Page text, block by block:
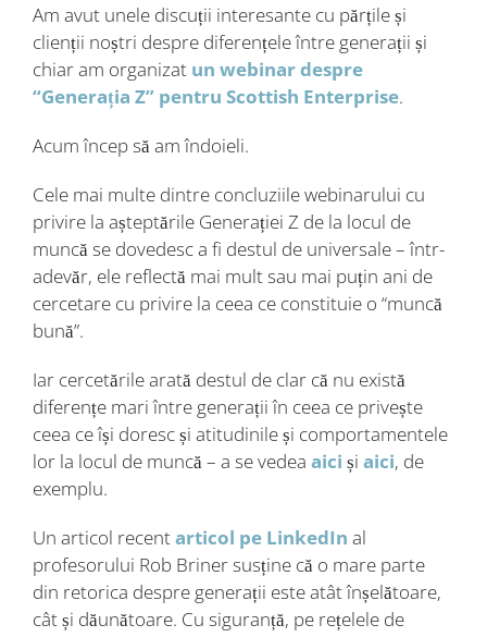
Am avut unele discuții interesante cu părțile și
clienții noștri despre diferențele între generații și
chiar am organizat un webinar despre
“Generația Z” pentru Scottish Enterprise.
Acum încep să am îndoieli.
Cele mai multe dintre concluziile webinarului cu
privire la așteptările Generației Z de la locul de
muncă se dovedesc a fi destul de universale – într-
adevăr, ele reflectă mai mult sau mai puțin ani de
cercetare cu privire la ceea ce constituie o “muncă
bună”.
Iar cercetările arată destul de clar că nu există
diferențe mari între generații în ceea ce privește
ceea ce își doresc și atitudinile și comportamentele
lor la locul de muncă – a se vedea aici și aici, de
exemplu.
Un articol recentarticol pe LinkedIn al
profesorului Rob Briner susține că o mare parte
din retorica despre generații este atât înșelătoare,
cât și dăunătoare. Cu siguranță, pe rețelele de